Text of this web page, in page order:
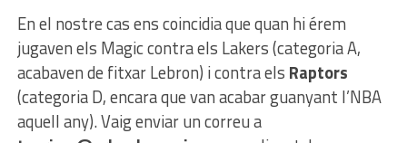
En el nostre cas ens coincidia que quan hi érem
jugaven els Magic contra els Lakers (categoria A,
acabaven de fitxar Lebron) i contra els Raptors
(categoria D, encara que van acabar guanyant l’NBA
aquell any). Vaig enviar un correu a